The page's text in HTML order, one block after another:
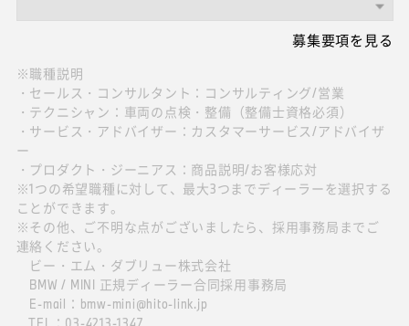
募集要項を見る
※職種説明
・セールス・コンサルタント：コンサルティング/営業
・テクニシャン：車両の点検・整備（整備士資格必須）
・サービス・アドバイザー：カスタマーサービス/アドバイザ
ー
・プロダクト・ジーニアス：商品説明/お客様応対
※1つの希望職種に対して、最大3つまでディーラーを選択する
ことができます。
※その他、ご不明な点がございましたら、採用事務局までご
連絡ください。
ビー・エム・ダブリュー株式会社
BMW / MINI 正規ディーラー合同採用事務局
E-mail：bmw-mini@hito-link.jp